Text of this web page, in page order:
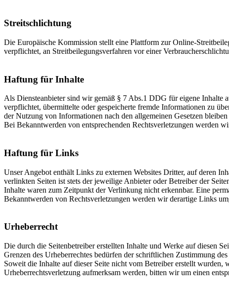
Streitschlichtung
Die Europäische Kommission stellt eine Plattform zur Online-
verpflichtet, an Streitbeilegungsverfahren vor einer
Haftung für Inhalte
Als Diensteanbieter sind wir gemäß § 7 Abs.1 DDG für eigene Inhalte
verpflichtet, übermittelte oder gespeicherte fremde Informationen zu
der Nutzung von Informationen nach den allgemeinen Gesetzen
Bei Bekanntwerden von entsprechenden Rechtsverletzungen werden
Haftung für Links
Unser Angebot enthält Links zu externen Websites Dritter, auf deren
verlinkten Seiten ist stets der jeweilige Anbieter oder Betreiber der
Inhalte waren zum Zeitpunkt der Verlinkung nicht erkennbar. Eine
Bekanntwerden von Rechtsverletzungen werden wir derartige Links
Urheberrecht
Die durch die Seitenbetreiber erstellten Inhalte und Werke auf diesen
Grenzen des Urheberrechtes bedürfen der schriftlichen Zustimmung
Soweit die Inhalte auf dieser Seite nicht vom Betreiber erstellt wurden,
Urheberrechtsverletzung aufmerksam werden, bitten wir um einen